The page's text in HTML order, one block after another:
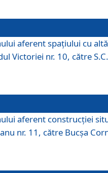
aferent spaţiului cu altă
Victoriei nr. 10, către S.C.
aferent construcţiei
nr. 11, către Bucşa